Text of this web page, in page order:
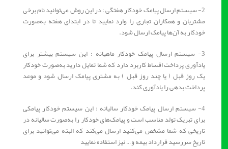
2- سیستم ارسال پیامک خودکار هفتگی : در این روش می‌توانید نام برخی
مشتریان و همکاران تجاری را وارد نمایید تا در ابتدای هفته به‌صورت
خودکار به آن‌ها پیامک ارسال شود.
3- سیستم ارسال پیامک خودکار ماهیانه : این سیستم بیشتر برای
یادآوری پرداخت اقساط کاربرد دارد که شما تمایل دارید به‌صورت خودکار
یک روز قبل ( یا چند روز قبل ) به مشتری پیامک ارسال شود و موعد
پرداخت بدهی را یادآوری کند.
4- سیستم ارسال پیامک خودکار سالیانه : این سیستم خودکار پیامکی
برای تبریک تولد مناسب است و پیامک‌های خودکار را به‌صورت سالیانه در
تاریخی که شما مشخص می‌کنید ارسال می‌کند که البته می‌توانید برای
تاریخ سررسید قرارداد بیمه و… نیز استفاده نمایید